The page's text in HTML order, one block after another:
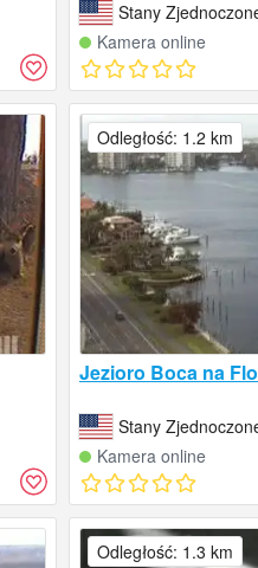
Stany
Kamera online
Jezioro Boca na
Stany
Kamera online
Odległość: 1.2 km
Odległość: 1.3 km